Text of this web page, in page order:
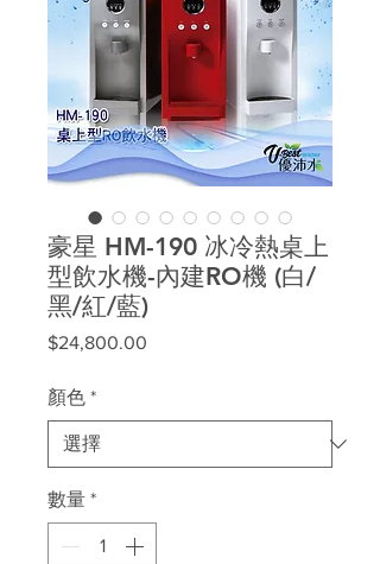
豪星 HM-190 冰冷熱桌上
型飲水機-內建RO機 (白/
黑/紅/藍)
$24,800.00
顏色 *
數量 *